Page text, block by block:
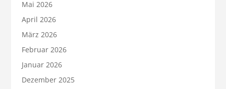
Mai 2026
April 2026
März 2026
Februar 2026
Januar 2026
Dezember 2025